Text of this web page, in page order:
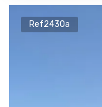
Ref2430a